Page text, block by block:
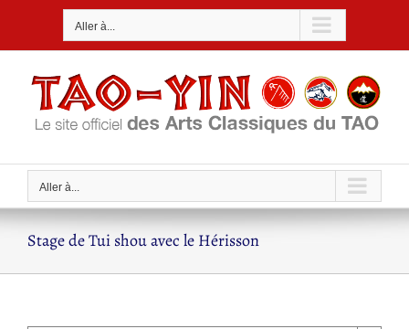
Aller à...
Aller à...
Stage de Tui shou avec le Hérisson